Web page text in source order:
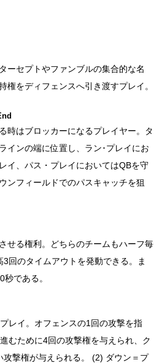
ーセプトやファンブルの集合的な名
権をディフェンスへ引き渡すプレイ。
時はブロッカーになるプレイヤー。タ
インの端に位置し、ラン･プレイにお
イ、パス・プレイにおいてはQBを守
ンフィールドでのパスキャッチを狙
せる権利。どちらのチームもハーフ毎
3回のタイムアウトを発動できる。ま
である。
レイ。オフェンスの1回の攻撃を指
むために4回の攻撃権を与えられ、ク
攻撃権が与えられる。 (2) ダウン＝プ